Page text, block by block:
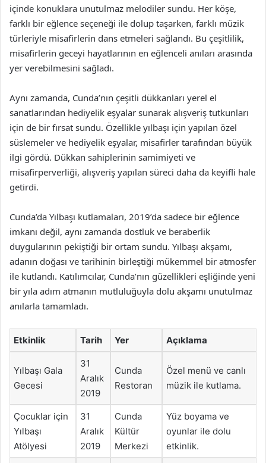
içinde konuklara unutulmaz melodiler sundu. Her köşe,
farklı bir eğlence seçeneği ile dolup taşarken, farklı müzik
türleriyle misafirlerin dans etmeleri sağlandı. Bu çeşitlilik,
misafirlerin geceyi hayatlarının en eğlenceli anıları arasında
yer verebilmesini sağladı.
Aynı zamanda, Cunda’nın çeşitli dükkanları yerel el
sanatlarından hediyelik eşyalar sunarak alışveriş tutkunları
için de bir fırsat sundu. Özellikle yılbaşı için yapılan özel
süslemeler ve hediyelik eşyalar, misafirler tarafından büyük
ilgi gördü. Dükkan sahiplerinin samimiyeti ve
misafirperverliği, alışveriş yapılan süreci daha da keyifli hale
getirdi.
Cunda’da Yılbaşı kutlamaları, 2019’da sadece bir eğlence
imkanı değil, aynı zamanda dostluk ve beraberlik
duygularının pekiştiği bir ortam sundu. Yılbaşı akşamı,
adanın doğası ve tarihinin birleştiği mükemmel bir atmosfer
ile kutlandı. Katılımcılar, Cunda’nın güzellikleri eşliğinde yeni
bir yıla adım atmanın mutluluğuyla dolu akşamı unutulmaz
anılarla tamamladı.
Etkinlik Tarih Yer Açıklama
Yılbaşı Gala
Gecesi
31
Aralık
2019
Cunda
Restoran
Özel menü ve canlı
müzik ile kutlama.
Çocuklar için
Yılbaşı
Atölyesi
31
Aralık
2019
Cunda
Kültür
Merkezi
Yüz boyama ve
oyunlar ile dolu
etkinlik.